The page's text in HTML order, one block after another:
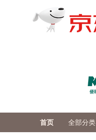
首页 全部分类